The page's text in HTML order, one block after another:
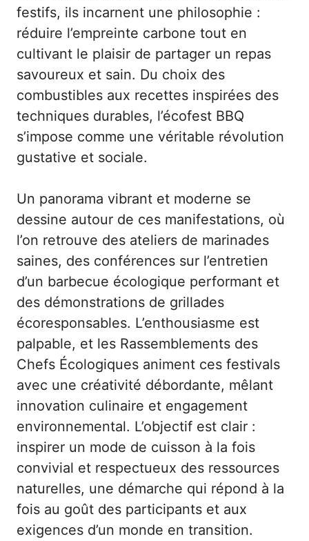
festifs, ils incarnent une philosophie :
réduire l’empreinte carbone tout en
cultivant le plaisir de partager un repas
savoureux et sain. Du choix des
combustibles aux recettes inspirées des
techniques durables, l’écofest BBQ
s’impose comme une véritable révolution
gustative et sociale.
Un panorama vibrant et moderne se
dessine autour de ces manifestations, où
l’on retrouve des ateliers de marinades
saines, des conférences sur l’entretien
d’un barbecue écologique performant et
des démonstrations de grillades
écoresponsables. L’enthousiasme est
palpable, et les Rassemblements des
Chefs Écologiques animent ces festivals
avec une créativité débordante, mêlant
innovation culinaire et engagement
environnemental. L’objectif est clair :
inspirer un mode de cuisson à la fois
convivial et respectueux des ressources
naturelles, une démarche qui répond à la
fois au goût des participants et aux
exigences d’un monde en transition.